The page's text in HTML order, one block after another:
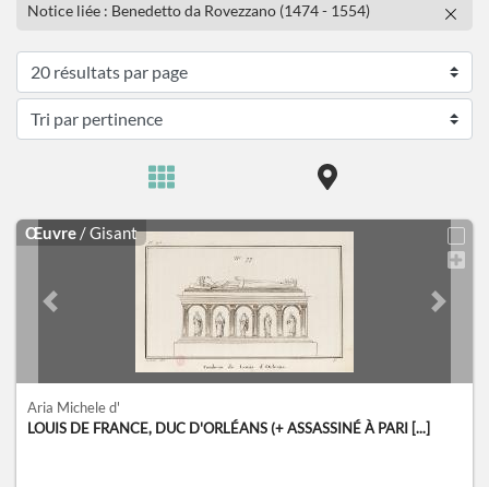
Notice liée : Benedetto da Rovezzano (1474 - 1554)
Œuvre / Gisant
Previous slide Next
Aria Michele d'
LOUIS DE FRANCE, DUC D'ORLÉANS (+ ASSASSINÉ À PARI [...]